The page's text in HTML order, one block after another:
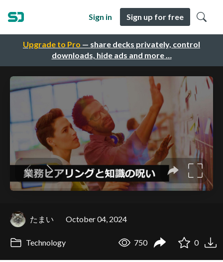
Upgrade to Pro — share decks privately, control
downloads, hide ads and more …
Sign in Sign up for free
たまい October 04, 2024
Technology 750 0